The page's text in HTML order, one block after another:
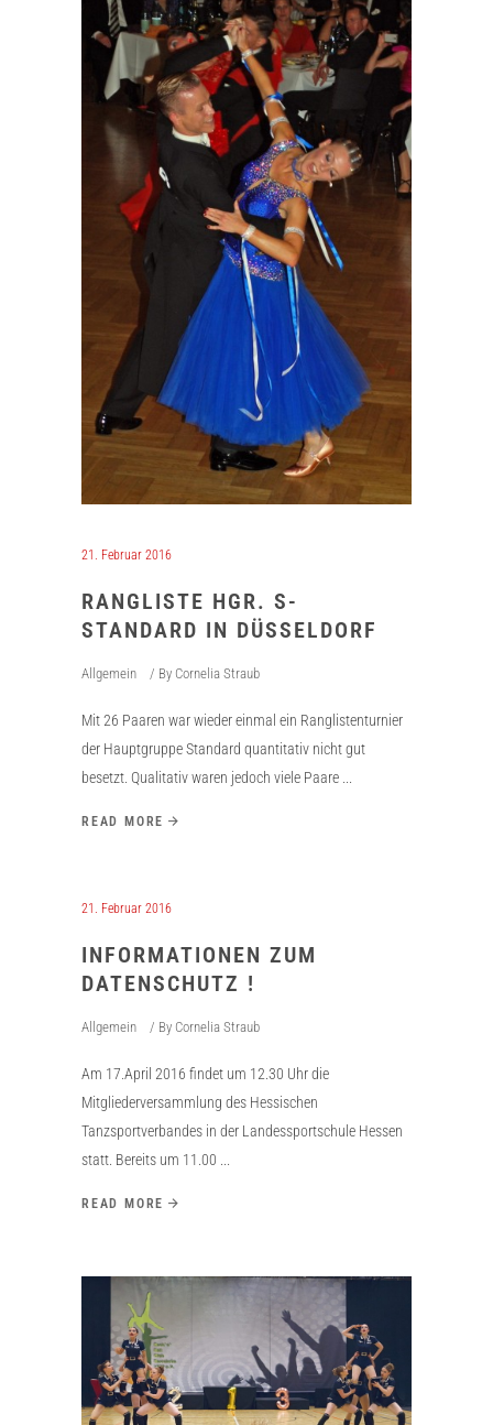
21. Februar 2016
RANGLISTE HGR. S-
STANDARD IN DÜSSELDORF
Allgemein By Cornelia Straub
Mit 26 Paaren war wieder einmal ein Ranglistenturnier
der Hauptgruppe Standard quantitativ nicht gut
besetzt. Qualitativ waren jedoch viele Paare
READ MORE
21. Februar 2016
INFORMATIONEN ZUM
DATENSCHUTZ !
Allgemein By Cornelia Straub
Am 17.April 2016 findet um 12.30 Uhr die
Mitgliederversammlung des Hessischen
Tanzsportverbandes in der Landessportschule Hessen
statt. Bereits um 11.00
READ MORE